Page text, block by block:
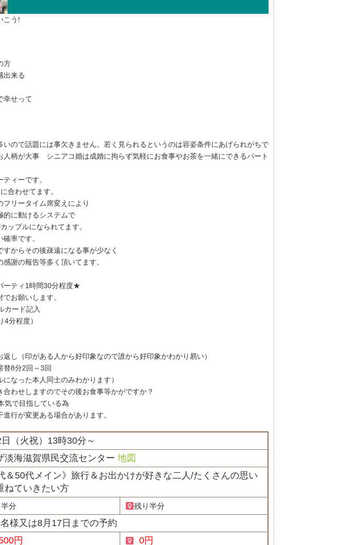
こう!
方
出来る
幸せって
ので話題には事欠きません。若く見られるというのは容姿条件にあげられがちで
柄が大事 シニアコ婚は成婚に拘らず気軽にお食事やお茶を一緒にできるパート
ィーです。
合わせてます。
リータイム席変えにより
的に動けるシステムで
ップルになられてます。
率です。
からその後疎遠になる事が少なく
謝の報告等多く頂いてます。
ーティ1時間30分程度★
お願いします。
カード記入
分程度）
し（印がある人から好印象なので誰から好印象かわかり易い）
8分2回～3回
なった本人同士のみわかります）
わせしますのでその後お食事等かがですか？
気で目指している為
行が変更ある場合があります。
（火祝）13時30分～
淡海滋賀県民交流センター 地図
＆50代メイン》旅行＆お出かけが好きな二人/たくさんの思い
ねていきたい方
分 残り半分
様又は8月17日までの予約
円 0円